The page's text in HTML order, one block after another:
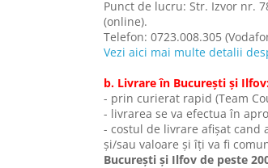
Punct de lucru: Str. Izvor nr.
(online).
Telefon: 0723.008.305
Vezi aici mai multe detalii
b. Livrare în București și
- prin curierat rapid (Team
- livrarea se va efectua în
- costul de livrare afișat cand
și/sau valoare și îți va fi
București și Ilfov de peste